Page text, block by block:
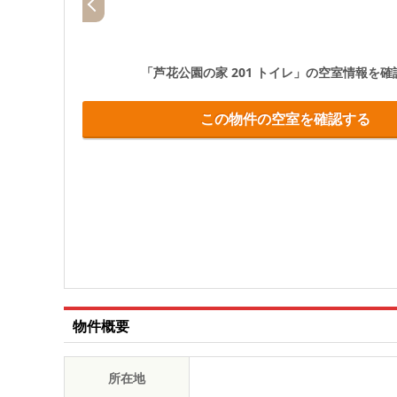
「芦花公園の家 201 トイレ」 の空室情報を確
この物件の空室を確認する
物件概要
所在地